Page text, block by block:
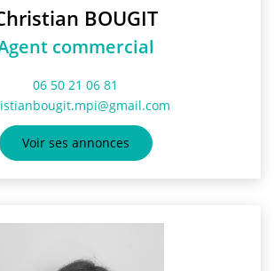
BOUGIT
commercial
06 50 21 06 81
Voir ses annonces